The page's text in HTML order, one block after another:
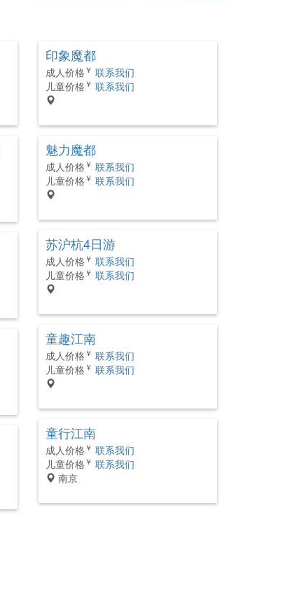
印象魔都
成人价格 ￥ 联系我们
儿童价格 ￥ 联系我们
魅力魔都
成人价格 ￥ 联系我们
儿童价格 ￥ 联系我们
苏沪杭4日游
成人价格 ￥ 联系我们
儿童价格 ￥ 联系我们
童趣江南
成人价格 ￥ 联系我们
儿童价格 ￥ 联系我们
童行江南
成人价格 ￥ 联系我们
儿童价格 ￥ 联系我们
南京